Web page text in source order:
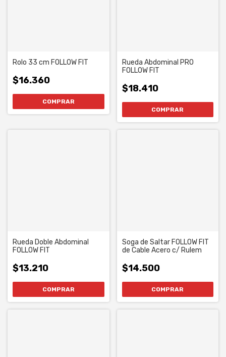
Rolo 33 cm FOLLOW FIT
$16.360
Rueda Abdominal PRO
FOLLOW FIT
$18.410
Rueda Doble Abdominal
FOLLOW FIT
$13.210
Soga de Saltar FOLLOW FIT
de Cable Acero c/ Rulem
$14.500